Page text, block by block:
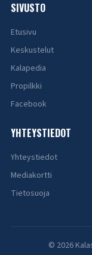
SIVUSTO
Etusivu
Keskustelut
Kalapedia
Propilkki
Facebook
YHTEYSTIEDOT
Yhteystiedot
Mediakortti
Tietosuoja
© 2026